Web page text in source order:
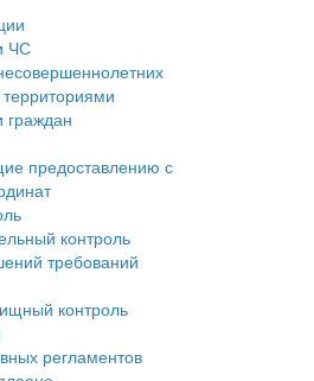
регламентов
субъектов малого и
воздействия
проектирования
ЧС
предоставлению с
контроль
требований
контроль
регламентов